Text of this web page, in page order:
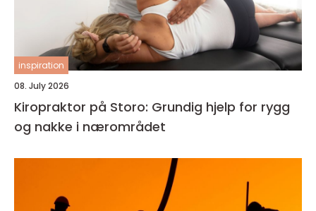
inspiration
08. July 2026
Kiropraktor på Storo: Grundig hjelp for rygg
og nakke i nærområdet